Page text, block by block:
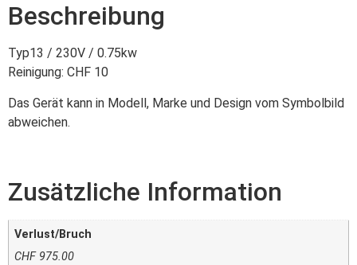
Beschreibung
Typ13 / 230V / 0.75kw
Reinigung: CHF 10
Das Gerät kann in Modell, Marke und Design vom Symbolbild
abweichen.
Zusätzliche Information
Verlust/Bruch
CHF 975.00